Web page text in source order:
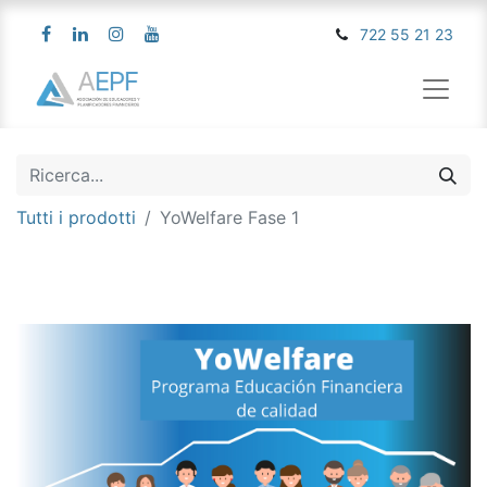
722 55 21 23
Tutti i prodotti YoWelfare Fase 1